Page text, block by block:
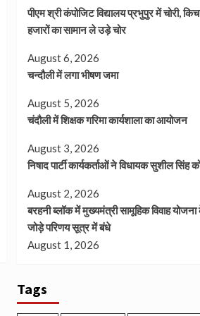
पीएम श्री कंपोजिट विद्यालय प्रभुपुर में चोरी,
हजारों का सामान ले उड़े चोर
August 6, 2026
चन्दौली में लगा भीषण जमा
August 5, 2026
चंदौली में शिक्षक गरिमा कार्यशाला का आयोजन
August 3, 2026
निषाद पार्टी कार्यकर्ताओं ने विधायक सुशील सिंह
August 2, 2026
बरहनी ब्लॉक में मुख्यमंत्री सामूहिक विवाह
जोड़े परिणय सूत्र में बंधे
August 1, 2026
Tags